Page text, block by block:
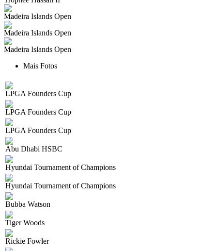
Madeira Islands Open
Madeira Islands Open
Madeira Islands Open
Mais Fotos
LPGA Founders Cup
LPGA Founders Cup
LPGA Founders Cup
Abu Dhabi HSBC
Hyundai Tournament of Champions
Hyundai Tournament of Champions
Bubba Watson
Tiger Woods
Rickie Fowler